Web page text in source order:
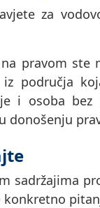
za
pravom
područja
i osoba bez
donošenju
sadržajima